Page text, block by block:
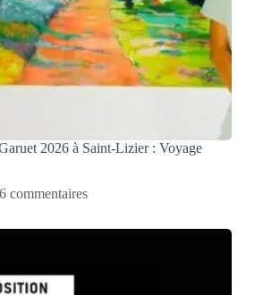
2026 à Saint-Lizier : Voyage
6 commentaires